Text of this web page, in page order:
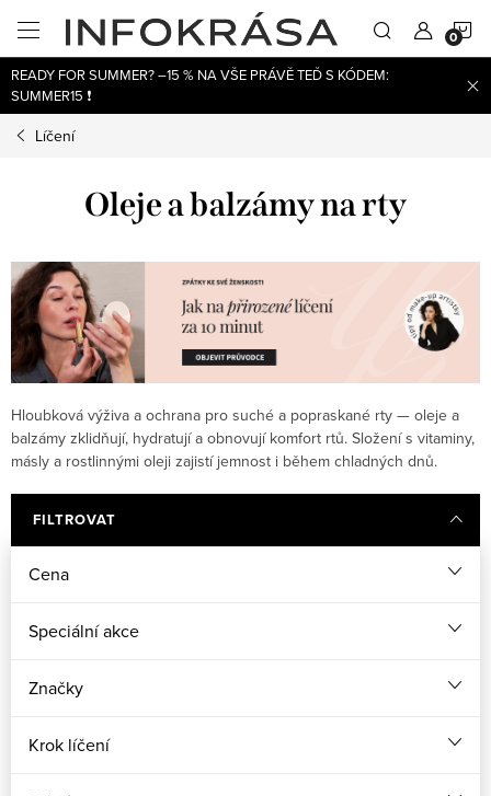
obsah
READY FOR SUMMER? –15 % NA VŠE PRÁVĚ TEĎ S KÓDEM:
SUMMER15 ❗
Líčení
Oleje a balzámy na rty
Hloubková výživa a ochrana pro suché a popraskané rty — oleje a
balzámy zklidňují, hydratují a obnovují komfort rtů. Složení s vitaminy,
másly a rostlinnými oleji zajistí jemnost i během chladných dnů.
FILTROVAT
Cena
Speciální akce
Značky
Krok líčení